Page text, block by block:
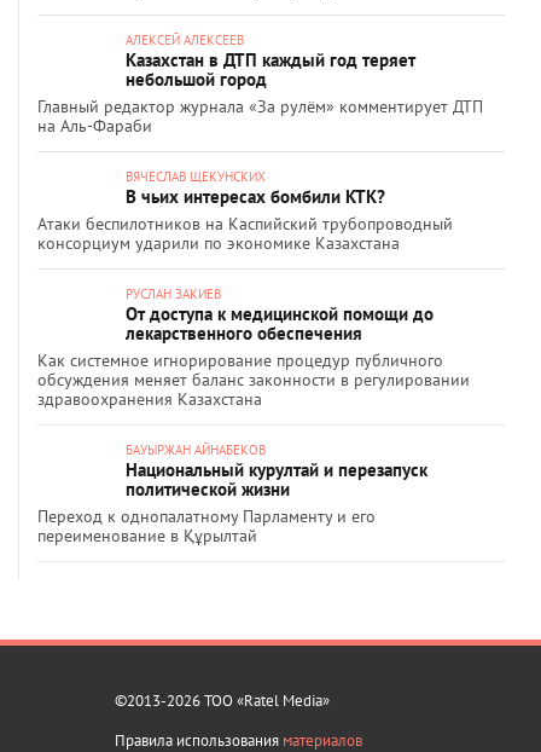
АЛЕКСЕЙ АЛЕКСЕЕВ
Казахстан в ДТП каждый год теряет
небольшой город
Главный редактор журнала «За рулём» комментирует ДТП
на Аль-Фараби
ВЯЧЕСЛАВ ЩЕКУНСКИХ
В чьих интересах бомбили КТК?
Атаки беспилотников на Каспийский трубопроводный
консорциум ударили по экономике Казахстана
РУСЛАН ЗАКИЕВ
От доступа к медицинской помощи до
лекарственного обеспечения
Как системное игнорирование процедур публичного
обсуждения меняет баланс законности в регулировании
здравоохранения Казахстана
БАУЫРЖАН АЙНАБЕКОВ
Национальный курултай и перезапуск
политической жизни
Переход к однопалатному Парламенту и его
переименование в Құрылтай
©2013-2026 ТОО «Ratel Media»
Правила использования материалов